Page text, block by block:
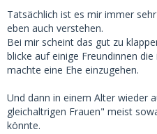
Ihr gibt es das auch nichts,
Am Ende des Tages hat sie
eine stundenweise
Nicht das beide Menschen
Das wär ja generell auch
Sugardatings" - denke ICH
Tatsächlich ist es mir immer
eben auch verstehen.
Bei mir scheint das gut zu
blicke auf einige Freundinnen
machte eine Ehe einzugehen.
Und dann in einem Alter wieder
gleichaltrigen Frauen" meist
könnte.